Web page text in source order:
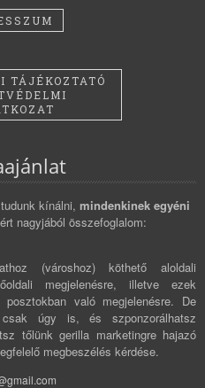
TÁJÉKOZTATÓ
kínálni, mindenkinek egyéni
nagyjából összefoglalom:
(városhoz) köthető aloldali
megjelenésre, illetve ezek
való megjelenésre. De
úgy is, és szponzorálhatsz
tőlünk gerilla marketingre hajazó
megbeszélés kérdése.